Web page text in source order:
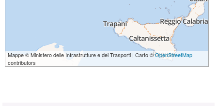
Mappe © Ministero delle Infrastrutture e dei Trasporti | Carto ©OpenStreetMap
contributors